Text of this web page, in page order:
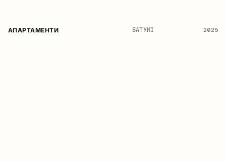
АПАРТАМЕНТИ БАТУМІ 2025